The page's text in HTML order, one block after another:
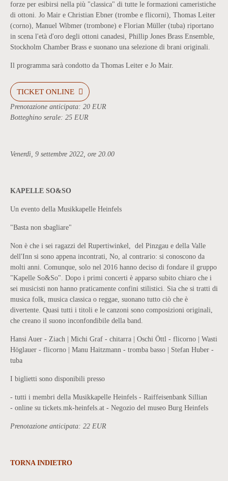
forze per esibirsi nella più "classica" di tutte le formazioni cameristiche
di ottoni. Jo Mair e Christian Ebner (trombe e flicorni), Thomas Leiter
(corno), Manuel Wibmer (trombone) e Florian Müller (tuba) riportano
in scena l'età d'oro degli ottoni canadesi, Phillip Jones Brass Ensemble,
Stockholm Chamber Brass e suonano una selezione di brani originali.
Il programma sarà condotto da Thomas Leiter e Jo Mair.
TICKET ONLINE
Prenotazione anticipata: 20 EUR
Botteghino serale: 25 EUR
Venerdì, 9 settembre 2022, ore 20.00
KAPELLE SO&SO
Un evento della Musikkapelle Heinfels
"Basta non sbagliare"
Non è che i sei ragazzi del Rupertiwinkel, del Pinzgau e della Valle
dell'Inn si sono appena incontrati, No, al contrario: si conoscono da
molti anni. Comunque, solo nel 2016 hanno deciso di fondare il gruppo
"Kapelle So&So". Dopo i primi concerti è apparso subito chiaro che i
sei musicisti non hanno praticamente confini stilistici. Sia che si tratti di
musica folk, musica classica o reggae, suonano tutto ciò che è
divertente. Quasi tutti i titoli e le canzoni sono composizioni originali,
che creano il suono inconfondibile della band.
Hansi Auer - Ziach | Michi Graf - chitarra | Oschi Öttl - flicorno | Wasti
Höglauer - flicorno | Manu Haitzmann - tromba basso | Stefan Huber -
tuba
I biglietti sono disponibili presso
- tutti i membri della Musikkapelle Heinfels - Raiffeisenbank Sillian
- online su tickets.mk-heinfels.at - Negozio del museo Burg Heinfels
Prenotazione anticipata: 22 EUR
TORNA INDIETRO